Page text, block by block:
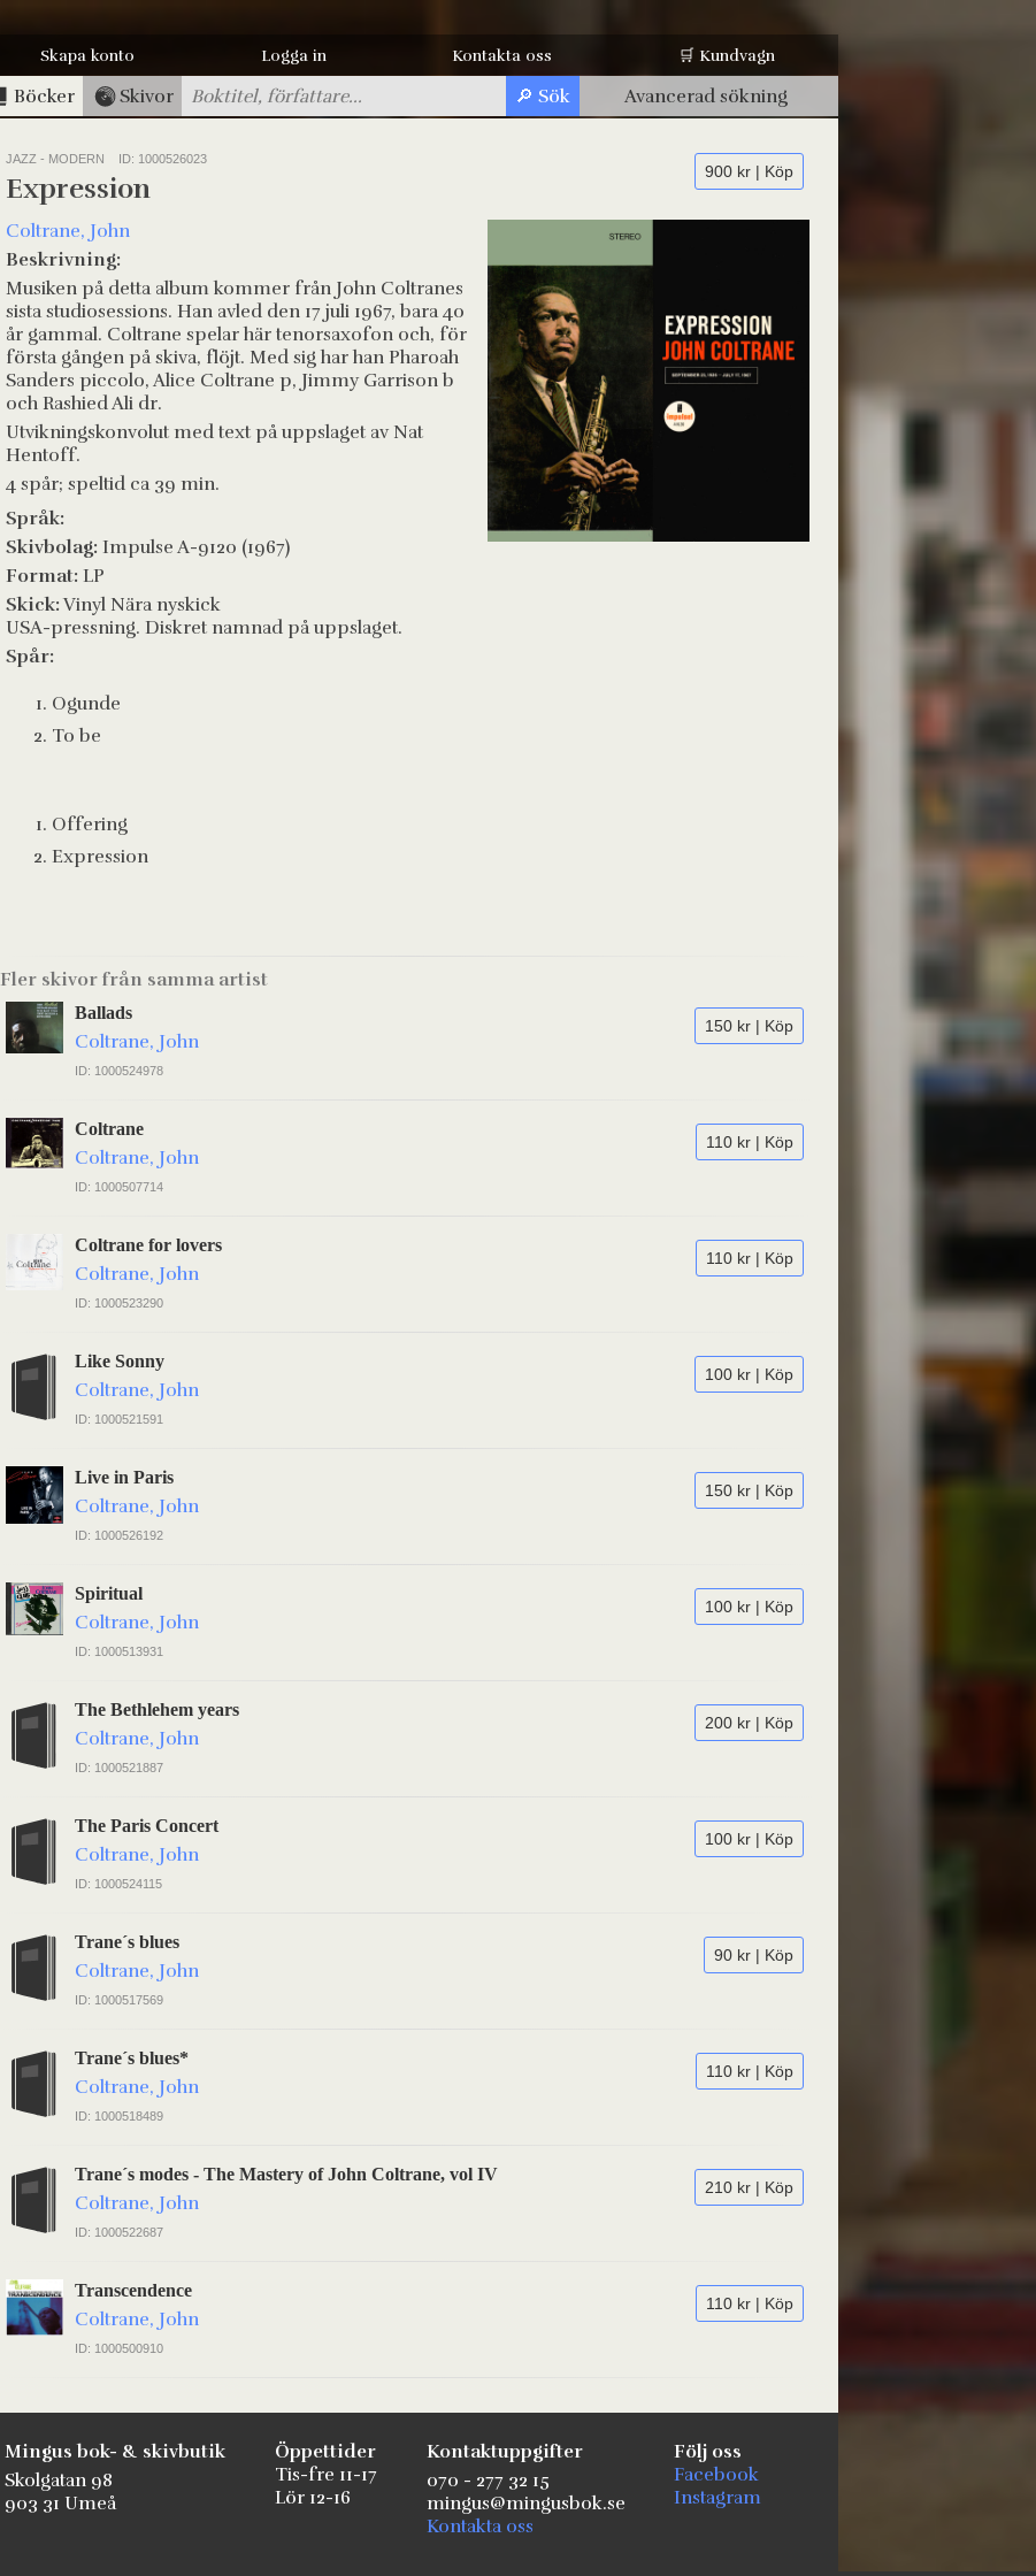
Skapa konto Logga in Kontakta oss 🛒 Kundvagn
Böcker Skivor Avancerad sökning
JAZZ - MODERN ID: 1000526023
900 kr | Köp
Expression
Coltrane, John
Beskrivning:
Musiken på detta album kommer från John Coltranes
sista studiosessions. Han avled den 17 juli 1967, bara 40
år gammal. Coltrane spelar här tenorsaxofon och, för
första gången på skiva, flöjt. Med sig har han Pharoah
Sanders piccolo, Alice Coltrane p, Jimmy Garrison b
och Rashied Ali dr.
Utvikningskonvolut med text på uppslaget av Nat
Hentoff.
4 spår; speltid ca 39 min.
Språk:
Skivbolag: Impulse A-9120 (1967)
Format: LP
Skick:Vinyl Nära nyskick
USA-pressning. Diskret namnad på uppslaget.
Spår:
Ogunde
To be
Offering
Expression
Fler skivor från samma artist
150 kr | Köp
Ballads
Coltrane, John
ID: 1000524978
110 kr | Köp
Coltrane
Coltrane, John
ID: 1000507714
110 kr | Köp
Coltrane for lovers
Coltrane, John
ID: 1000523290
100 kr | Köp
Like Sonny
Coltrane, John
ID: 1000521591
150 kr | Köp
Live in Paris
Coltrane, John
ID: 1000526192
100 kr | Köp
Spiritual
Coltrane, John
ID: 1000513931
200 kr | Köp
The Bethlehem years
Coltrane, John
ID: 1000521887
100 kr | Köp
The Paris Concert
Coltrane, John
ID: 1000524115
90 kr | Köp
Trane´s blues
Coltrane, John
ID: 1000517569
110 kr | Köp
Trane´s blues*
Coltrane, John
ID: 1000518489
210 kr | Köp
Trane´s modes - The Mastery of John Coltrane, vol IV
Coltrane, John
ID: 1000522687
110 kr | Köp
Transcendence
Coltrane, John
ID: 1000500910
Mingus bok- & skivbutik
Skolgatan 98
903 31 Umeå
Öppettider
Tis-fre 11-17
Lör 12-16
Kontaktuppgifter
070 - 277 32 15
mingus@mingusbok.se
Kontakta oss
Följ oss
Facebook
Instagram